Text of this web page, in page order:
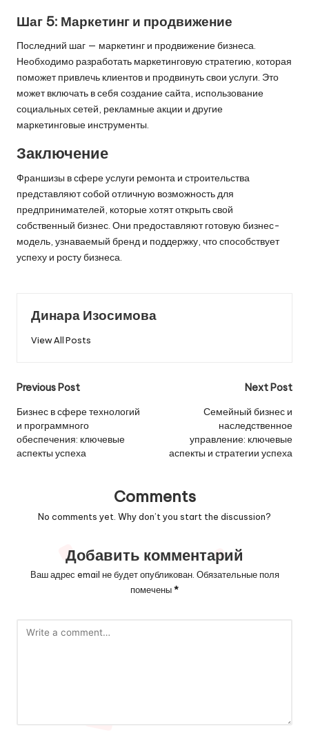
Шаг 5: Маркетинг и продвижение
Последний шаг — маркетинг и продвижение бизнеса.
Необходимо разработать маркетинговую стратегию, которая
поможет привлечь клиентов и продвинуть свои услуги. Это
может включать в себя создание сайта, использование
социальных сетей, рекламные акции и другие
маркетинговые инструменты.
Заключение
Франшизы в сфере услуги ремонта и строительства
представляют собой отличную возможность для
предпринимателей, которые хотят открыть свой
собственный бизнес. Они предоставляют готовую бизнес-
модель, узнаваемый бренд и поддержку, что способствует
успеху и росту бизнеса.
Динара Изосимова
View All Posts
Post
navigation
Previous Post
Бизнес в сфере технологий
и программного
обеспечения: ключевые
аспекты успеха
Next Post
Семейный бизнес и
наследственное
управление: ключевые
аспекты и стратегии успеха
Comments
No comments yet. Why don’t you start the discussion?
Добавить комментарий
Ваш адрес email не будет опубликован. Обязательные поля
помечены*